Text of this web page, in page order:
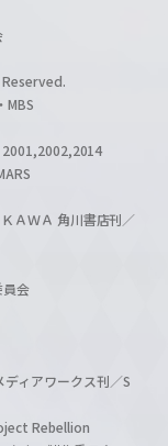
Reserved.
MBS
2001,2002,2014
ＡＷＡ 角川書店刊／
会
ィアワークス刊／S
Rebellion